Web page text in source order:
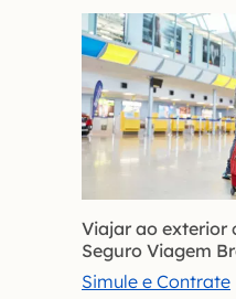
Viajar ao exterior
Seguro Viagem
Simule e Contrate